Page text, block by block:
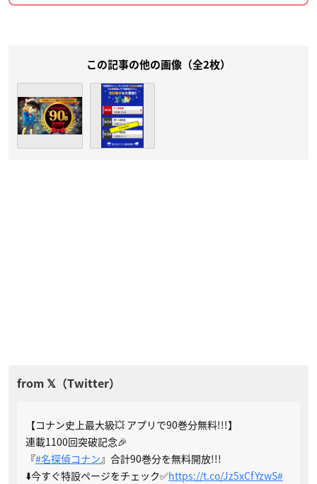
この記事の他の画像（全2枚）
【コナン史上最大級💥 アプリで90巻分無料!!!】
連載1100回突破記念🎉
『#名探偵コナン 』合計90巻分を無料開放!!!
⬇️今すぐ特設ページをチェック✅https://t.co/Jz5xCfYzwS#